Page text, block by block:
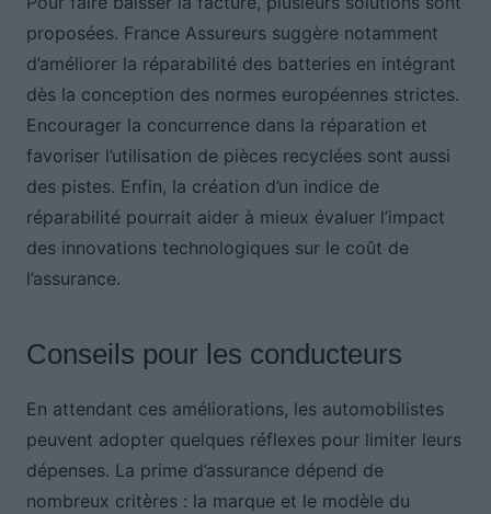
proposées. France Assureurs suggère notamment
d’améliorer la réparabilité des batteries en intégrant
dès la conception des normes européennes strictes.
Encourager la concurrence dans la réparation et
favoriser l’utilisation de pièces recyclées sont aussi
des pistes. Enfin, la création d’un indice de
réparabilité pourrait aider à mieux évaluer l’impact
des innovations technologiques sur le coût de
l’assurance.
Conseils pour les conducteurs
En attendant ces améliorations, les automobilistes
peuvent adopter quelques réflexes pour limiter leurs
dépenses. La prime d’assurance dépend de
nombreux critères : la marque et le modèle du